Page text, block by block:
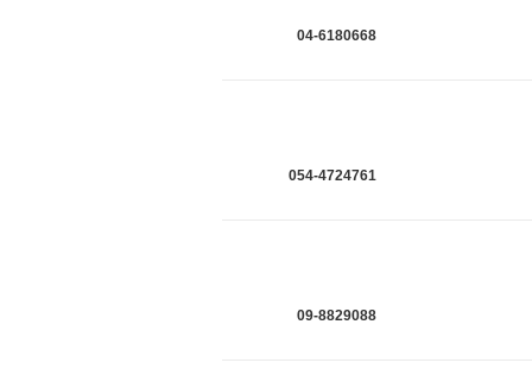
04-6180668
054-4724761
09-8829088